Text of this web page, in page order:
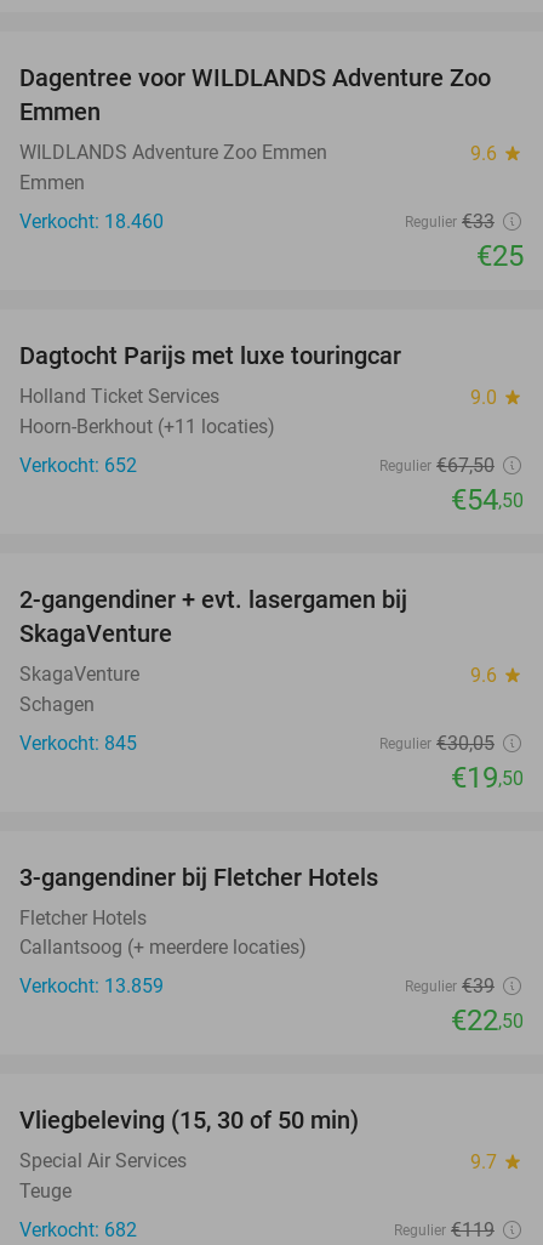
24%
Dagentree voor WILDLANDS Adventure Zoo
Emmen
WILDLANDS Adventure Zoo Emmen 9.6 star
Emmen
Verkocht: 18.460
Regulier €33
€25
Dagtocht Parijs met luxe touringcar
Holland Ticket Services 9.0 star
Hoorn-Berkhout (+11 locaties)
Verkocht: 652
Regulier €67,50
€54,50
2-gangendiner + evt. lasergamen bij
SkagaVenture
SkagaVenture 9.6 star
Schagen
Verkocht: 845
Regulier €30,05
€19,50
3-gangendiner bij Fletcher Hotels
Fletcher Hotels
Callantsoog (+ meerdere locaties)
Verkocht: 13.859
Regulier €39
€22,50
Vliegbeleving (15, 30 of 50 min)
Special Air Services 9.7 star
Teuge
Verkocht: 682
Regulier €119